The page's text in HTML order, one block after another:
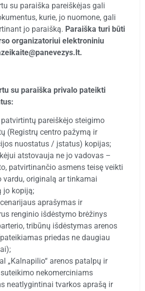
su paraiška pareiškėjas gali
kurie, jo nuomone, gali
jo paraišką. Paraiška turi būti
organizatoriui elektroniniu
su paraiška privalo pateikti
pareiškėjo steigimo
(Registrų centro pažymą ir
nuostatus / įstatus) kopijas;
atstovauja ne jo vadovas –
patvirtinančio asmens teisę veikti
vardu, originalą ar tinkamai
jo kopiją;
aprašymas ir
renginio išdėstymo brėžinys
tribūnų išdėstymas arenos
priedas ne daugiau
„Kalnapilio“ arenos patalpų ir
nekomerciniams
neatlygintinai tvarkos aprašą ir